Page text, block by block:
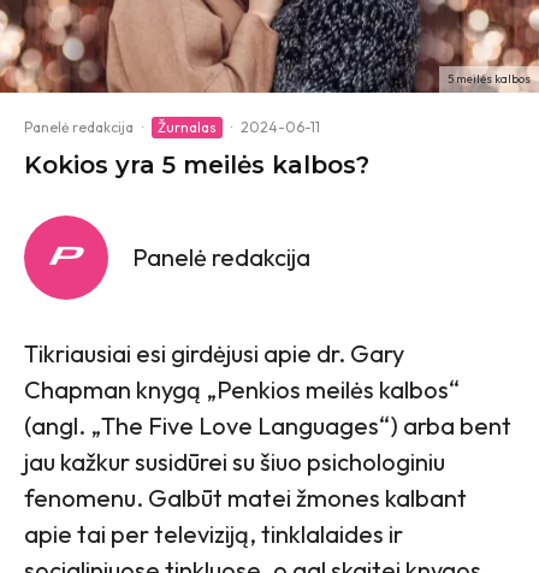
5 meilės kalbos
Panelė redakcija · Žurnalas · 2024-06-11
Kokios yra 5 meilės kalbos?
Panelė redakcija
Tikriausiai esi girdėjusi apie dr. Gary
Chapman knygą „Penkios meilės kalbos“
(angl. „The Five Love Languages“) arba bent
jau kažkur susidūrei su šiuo psichologiniu
fenomenu. Galbūt matei žmones kalbant
apie tai per televiziją, tinklalaides ir